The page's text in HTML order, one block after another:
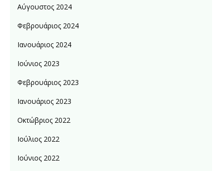
Αύγουστος 2024
Φεβρουάριος 2024
Ιανουάριος 2024
Ιούνιος 2023
Φεβρουάριος 2023
Ιανουάριος 2023
Οκτώβριος 2022
Ιούλιος 2022
Ιούνιος 2022